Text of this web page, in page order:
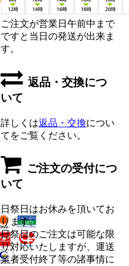
ご注文が営業日午前中まで
ですと当日の発送が出来ま
す。
返品・交換につ
いて
詳しくは返品・交換につい
てをご覧ください。
ご注文の受付につ
いて
日祭日はお休みを頂いてお
ります。
日祭日のご注文は可能な限
り対応いたしますが、運送
業者受付終了等の諸事情に